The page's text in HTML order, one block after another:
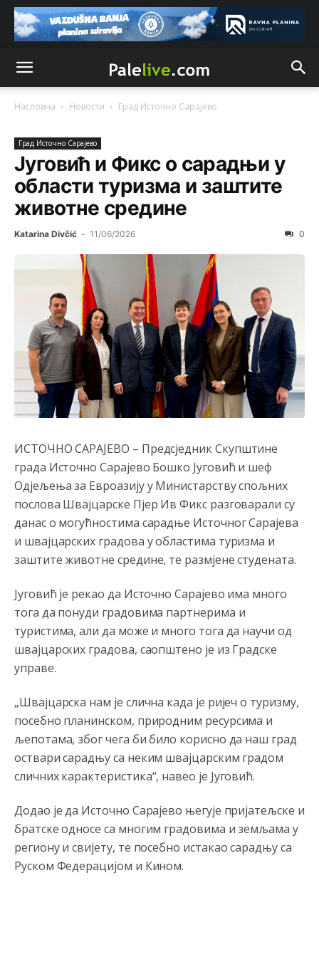
Насловна Новости Град Источно Сарајeво
Град Источно Сарајeво
Југовић и Фикс о сарадњи у
области туризма и заштите
животне средине
Katarina Divčić - 11/06/2026 0
ИСТОЧНО САРАЈЕВО – Предсједник Скупштине
града Источно Сарајево Бошко Југовић и шеф
Одјељења за Евроазију у Министарству спољних
послова Швајцарске Пјер Ив Фикс разговарали су
данас о могућностима сарадње Источног Сарајева
и швајцарских градова у областима туризма и
заштите животне средине, те размјене студената.
Југовић је рекао да Источно Сарајево има много
тога да понуди градовима партнерима и
туристима, али да може и много тога да научи од
швајцарских градова, саопштено је из Градске
управе.
„Швајцарска нам је слична када је ријеч о туризму,
посебно планинском, природним ресурсима и
љепотама, због чега би било корисно да наш град
оствари сарадњу са неким швајцарским градом
сличних карактеристика“, навео је Југовић.
Додао је да Источно Сарајево његује пријатељске и
братске односе са многим градовима и земљама у
региону и свијету, те посебно истакао сарадњу са
Руском Федерацијом и Кином.